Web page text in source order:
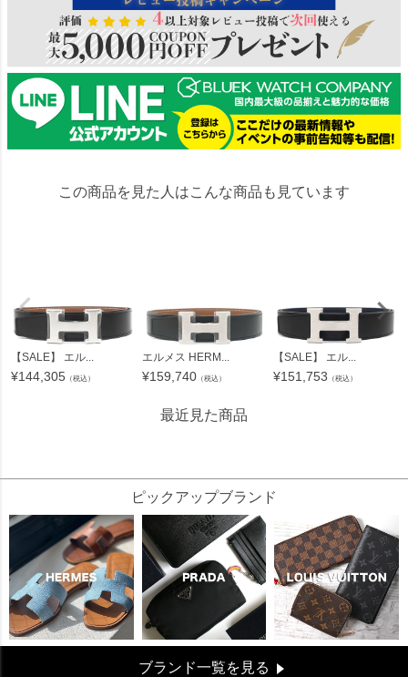
この商品を見た人はこんな商品も見ています
【SALE】 エル...
¥144,305 （税込）
エルメス HERM...
¥159,740 （税込）
【SALE】 エル...
¥151,753 （税込）
最近見た商品
ピックアップブランド
ブランド一覧を見る